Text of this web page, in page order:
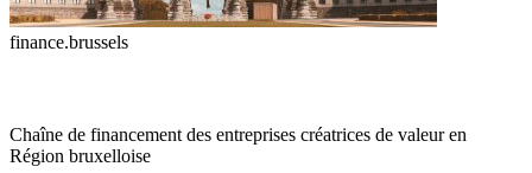
finance.brussels
Chaîne de financement des entreprises créatrices de valeur en
Région bruxelloise